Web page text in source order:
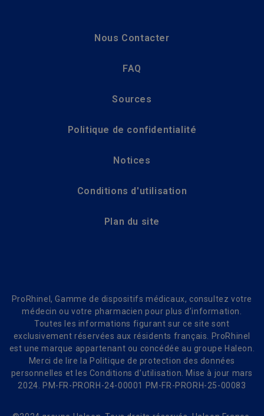
Nous Contacter
FAQ
Sources
Politique de confidentialité
Notices
Conditions d'utilisation
Plan du site
ProRhinel, Gamme de dispositifs médicaux, consultez votre
médecin ou votre pharmacien pour plus d’information.
Toutes les informations figurant sur ce site sont
exclusivement réservées aux résidents français. ProRhinel
est une marque appartenant ou concédée au groupe Haleon.
Merci de lire la Politique de protection des données
personnelles et les Conditions d’utilisation. Mise à jour mars
2024. PM-FR-PRORH-24-00001 PM-FR-PRORH-25-00083